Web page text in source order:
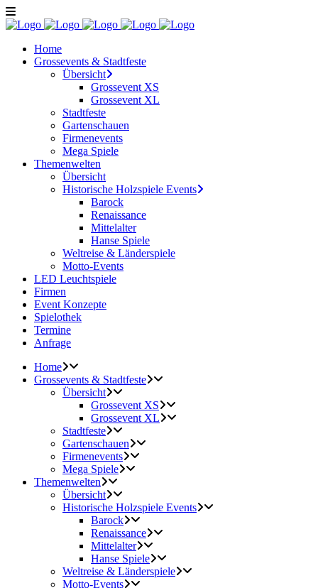
Home
Grossevents & Stadtfeste
Übersicht
Grossevent XS
Grossevent XL
Stadtfeste
Gartenschauen
Firmenevents
Mega Spiele
Themenwelten
Übersicht
Historische Holzspiele Events
Barock
Renaissance
Mittelalter
Hanse Spiele
Weltreise & Länderspiele
Motto-Events
LED Leuchtspiele
Firmen
Event Konzepte
Spielothek
Termine
Anfrage
Home
Grossevents & Stadtfeste
Übersicht
Grossevent XS
Grossevent XL
Stadtfeste
Gartenschauen
Firmenevents
Mega Spiele
Themenwelten
Übersicht
Historische Holzspiele Events
Barock
Renaissance
Mittelalter
Hanse Spiele
Weltreise & Länderspiele
Motto-Events